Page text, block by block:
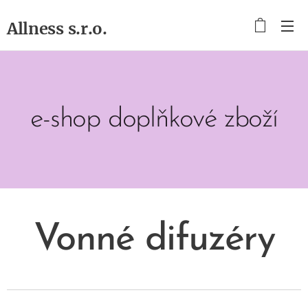
Allness s.r.o.
e-shop doplňkové zboží
Vonné difuzéry